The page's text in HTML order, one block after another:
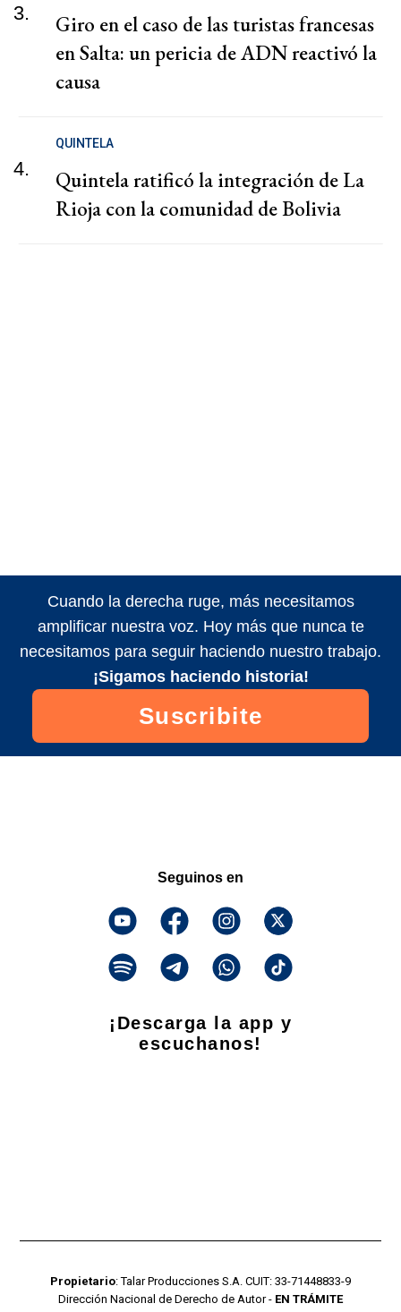
3.
Giro en el caso de las turistas francesas
en Salta: un pericia de ADN reactivó la
causa
4.
QUINTELA
Quintela ratificó la integración de La
Rioja con la comunidad de Bolivia
Cuando la derecha ruge, más necesitamos
amplificar nuestra voz. Hoy más que nunca te
necesitamos para seguir haciendo nuestro trabajo.
¡Sigamos haciendo historia!
Suscribite
Seguinos en
¡Descarga la app y
escuchanos!
Propietario: Talar Producciones S.A. CUIT: 33-71448833-9
Dirección Nacional de Derecho de Autor - EN TRÁMITE